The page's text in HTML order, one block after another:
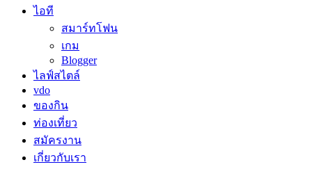
ไอที
สมาร์ทโฟน
เกม
Blogger
ไลฟ์สไตล์
vdo
ของกิน
ท่องเที่ยว
สมัครงาน
เกี่ยวกับเรา